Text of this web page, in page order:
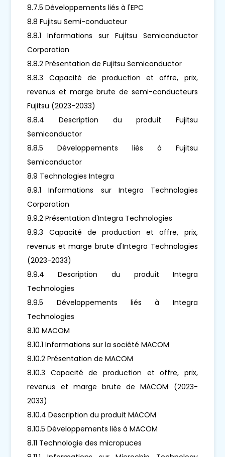
8.7.5 Développements liés à l'EPC
8.8 Fujitsu Semi-conducteur
8.8.1 Informations sur Fujitsu Semiconductor
Corporation
8.8.2 Présentation de Fujitsu Semiconductor
8.8.3 Capacité de production et offre, prix,
revenus et marge brute de semi-conducteurs
Fujitsu (2023-2033)
8.8.4 Description du produit Fujitsu
Semiconductor
8.8.5 Développements liés à Fujitsu
Semiconductor
8.9 Technologies Integra
8.9.1 Informations sur Integra Technologies
Corporation
8.9.2 Présentation d'Integra Technologies
8.9.3 Capacité de production et offre, prix,
revenus et marge brute d'Integra Technologies
(2023-2033)
8.9.4 Description du produit Integra
Technologies
8.9.5 Développements liés à Integra
Technologies
8.10 MACOM
8.10.1 Informations sur la société MACOM
8.10.2 Présentation de MACOM
8.10.3 Capacité de production et offre, prix,
revenus et marge brute de MACOM (2023-
2033)
8.10.4 Description du produit MACOM
8.10.5 Développements liés à MACOM
8.11 Technologie des micropuces